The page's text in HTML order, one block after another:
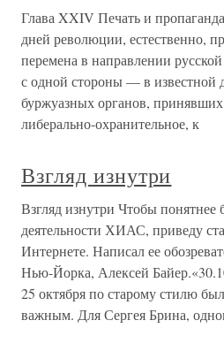
Глава XXIV Печать и
дней революции, естественно,
перемена в направлении
с одной стороны — в известной
буржуазных органов,
либерально-охранительное, к
Взгляд изнутри
Взгляд изнутри Чтобы понятнее
деятельности ХИАС, приведу
Интернете. Написал ее
Нью-Йорка, Алексей
25 октября по старому стилю
важным. Для Сергея Брина,